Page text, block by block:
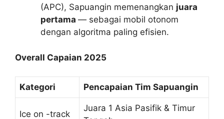
(APC), Sapuangin memenangkan juara
pertama — sebagai mobil otonom
dengan algoritma paling efisien.
Overall Capaian 2025
Kategori Pencapaian Tim Sapuangin
Ice on -track
Juara 1 Asia Pasifik & Timur